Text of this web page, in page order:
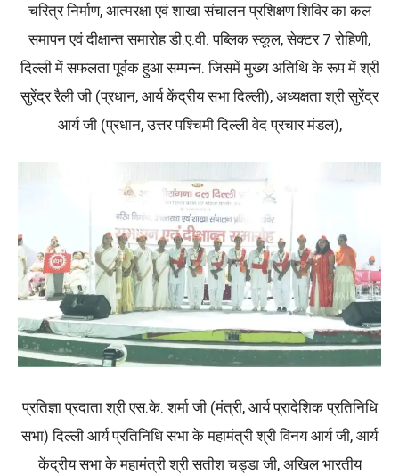
चरित्र निर्माण, आत्मरक्षा एवं शाखा संचालन प्रशिक्षण शिविर का कल
समापन एवं दीक्षान्त समारोह डी.ए.वी. पब्लिक स्कूल, सेक्टर 7 रोहिणी,
दिल्ली में सफलता पूर्वक हुआ सम्पन्न. जिसमें मुख्य अतिथि के रूप में श्री
सुरेंद्र रैली जी (प्रधान, आर्य केंद्रीय सभा दिल्ली), अध्यक्षता श्री सुरेंद्र
आर्य जी (प्रधान, उत्तर पश्चिमी दिल्ली वेद प्रचार मंडल),
प्रतिज्ञा प्रदाता श्री एस.के. शर्मा जी (मंत्री, आर्य प्रादेशिक प्रतिनिधि
सभा) दिल्ली आर्य प्रतिनिधि सभा के महामंत्री श्री विनय आर्य जी, आर्य
केंद्रीय सभा के महामंत्री श्री सतीश चड्डा जी, अखिल भारतीय